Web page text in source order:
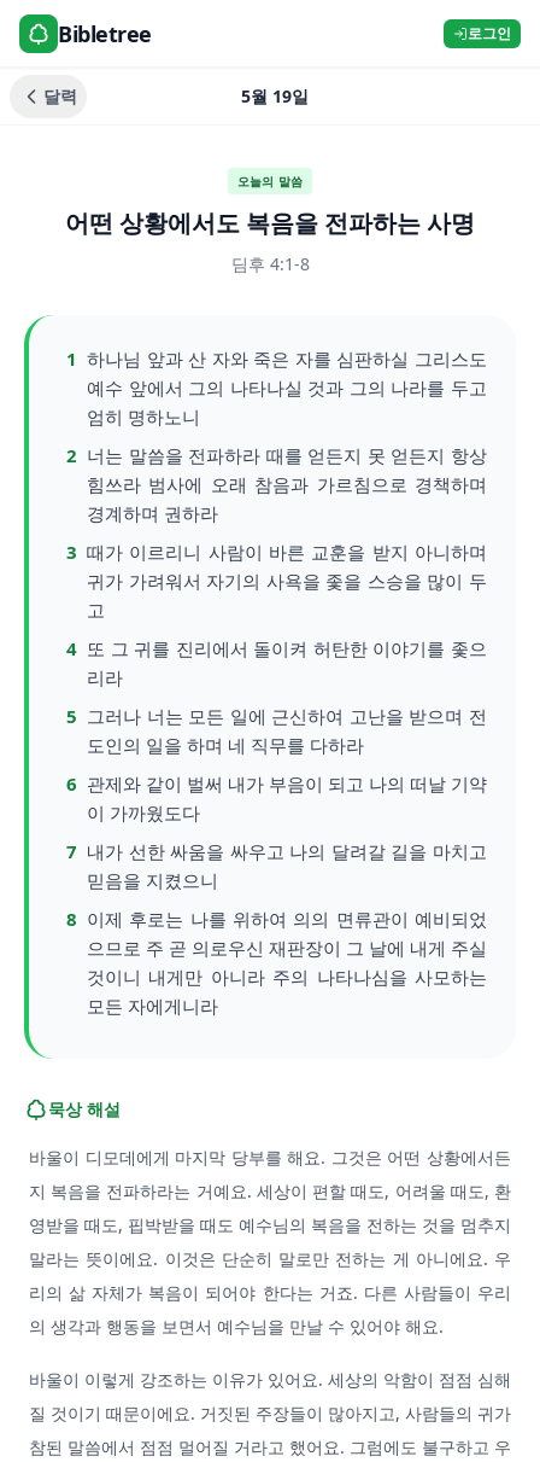
Bibletree 로그인
달력 5월 19일
오늘의 말씀
어떤 상황에서도 복음을 전파하는 사명
딤후 4:1-8
1 하나님 앞과 산 자와 죽은 자를 심판하실 그리스도
예수 앞에서 그의 나타나실 것과 그의 나라를 두고
엄히 명하노니
2 너는 말씀을 전파하라 때를 얻든지 못 얻든지 항상
힘쓰라 범사에 오래 참음과 가르침으로 경책하며
경계하며 권하라
3 때가 이르리니 사람이 바른 교훈을 받지 아니하며
귀가 가려워서 자기의 사욕을 좇을 스승을 많이 두
고
4 또 그 귀를 진리에서 돌이켜 허탄한 이야기를 좇으
리라
5 그러나 너는 모든 일에 근신하여 고난을 받으며 전
도인의 일을 하며 네 직무를 다하라
6 관제와 같이 벌써 내가 부음이 되고 나의 떠날 기약
이 가까웠도다
7 내가 선한 싸움을 싸우고 나의 달려갈 길을 마치고
믿음을 지켰으니
8 이제 후로는 나를 위하여 의의 면류관이 예비되었
으므로 주 곧 의로우신 재판장이 그 날에 내게 주실
것이니 내게만 아니라 주의 나타나심을 사모하는
모든 자에게니라
묵상 해설
바울이 디모데에게 마지막 당부를 해요. 그것은 어떤 상황에서든
지 복음을 전파하라는 거예요. 세상이 편할 때도, 어려울 때도, 환
영받을 때도, 핍박받을 때도 예수님의 복음을 전하는 것을 멈추지
말라는 뜻이에요. 이것은 단순히 말로만 전하는 게 아니에요. 우
리의 삶 자체가 복음이 되어야 한다는 거죠. 다른 사람들이 우리
의 생각과 행동을 보면서 예수님을 만날 수 있어야 해요.
바울이 이렇게 강조하는 이유가 있어요. 세상의 악함이 점점 심해
질 것이기 때문이에요. 거짓된 주장들이 많아지고, 사람들의 귀가
참된 말씀에서 점점 멀어질 거라고 했어요. 그럼에도 불구하고 우